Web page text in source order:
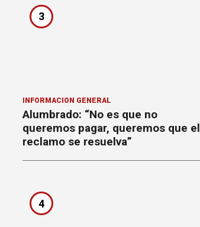
3
INFORMACION GENERAL
Alumbrado: “No es que no
queremos pagar, queremos que el
reclamo se resuelva”
4